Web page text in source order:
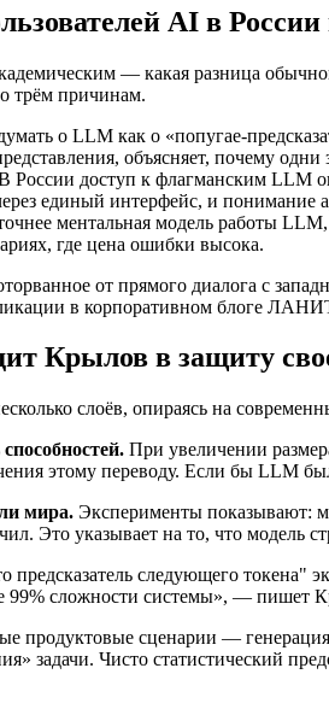
AI в
— какая разница
трём причинам.
о LLM как о «попугае-
объясняет, почему
России доступ к флагманским LLM
единый интерфейс, и понимание
ментальная модель работы
где цена ошибки высока.
от прямого диалога с
в корпоративном блоге
Крылов в защиту
слоёв, опираясь на
При увеличении
этому переводу. Если бы LLM
мира. Эксперименты показывают:
Это указывает на то, что модель
следующего токена"
сложности системы», — пишет
продуктовые сценарии —
задачи. Чисто статистический